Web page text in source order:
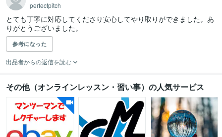
perfectpitch
とても丁寧に対応してくださり安心してやり取りができました。あ
りがとうございました。
参考になった
出品者からの返信を読む
その他（オンラインレッスン・習い事）の人気サービス